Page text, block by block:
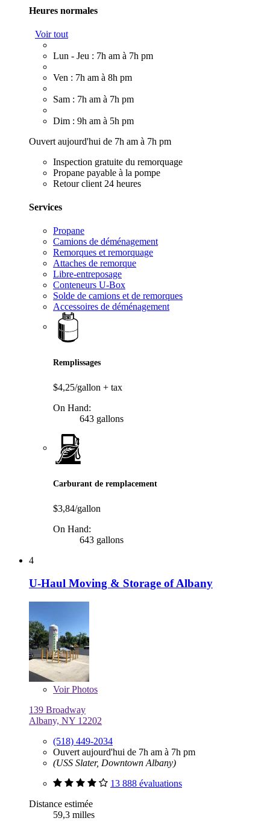
Heures normales
Voir tout
Lun - Jeu : 7h am à 7h pm
Ven : 7h am à 8h pm
Sam : 7h am à 7h pm
Dim : 9h am à 5h pm
Ouvert aujourd'hui de 7h am à 7h pm
Inspection gratuite du remorquage
Propane payable à la pompe
Retour client 24 heures
Services
Propane
Camions de déménagement
Remorques et remorquage
Attaches de remorque
Libre-entreposage
Conteneurs U-Box
Solde de camions et de remorques
Accessoires de déménagement
Remplissages
$4,25/gallon + tax
On Hand:
643 gallons
Carburant de remplacement
$3,84/gallon
On Hand:
643 gallons
4
U-Haul Moving & Storage of Albany
VoirPhotos
139 Broadway
Albany, NY 12202
(518) 449-2034
Ouvert aujourd'hui de 7h am à 7h pm
(USS Slater, Downtown Albany)
13 888 évaluations
Distance estimée
59,3 milles